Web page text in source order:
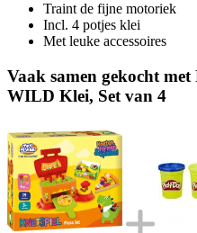
Traint de fijne motoriek
Incl. 4 potjes klei
Met leuke accessoires
Vaak samen gekocht
WILD Klei, Set van 4